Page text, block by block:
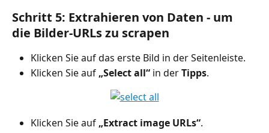
Schritt 5: Extrahieren von Daten - um
die Bilder-URLs zu scrapen
Klicken Sie auf das erste Bild in der Seitenleiste.
Klicken Sie auf „Select all“ in der Tipps.
Klicken Sie auf „Extract image URLs“.